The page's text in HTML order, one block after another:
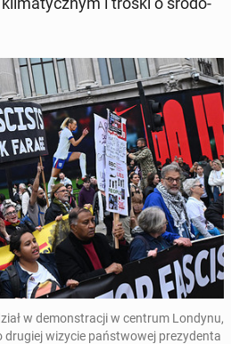
w de­mon­stra­cji w centrum Londynu,
drugiej wizycie pań­stwo­wej pre­zy­den­ta